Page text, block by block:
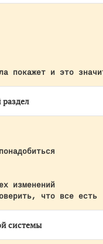
покажет и это
изменений
что все есть
системы